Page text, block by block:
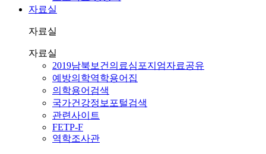
자료실
자료실
자료실
2019남북보건의료심포지엄자료공유
예방의학역학용어집
의학용어검색
국가건강정보포털검색
관련사이트
FETP-F
역학조사관